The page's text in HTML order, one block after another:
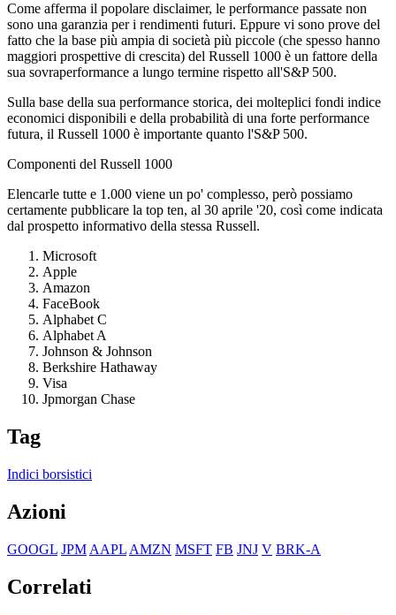
Come afferma il popolare disclaimer, le performance passate non
sono una garanzia per i rendimenti futuri. Eppure vi sono prove del
fatto che la base più ampia di società più piccole (che spesso hanno
maggiori prospettive di crescita) del Russell 1000 è un fattore della
sua sovraperformance a lungo termine rispetto all'S&P 500.
Sulla base della sua performance storica, dei molteplici fondi indice
economici disponibili e della probabilità di una forte performance
futura, il Russell 1000 è importante quanto l'S&P 500.
Componenti del Russell 1000
Elencarle tutte e 1.000 viene un po' complesso, però possiamo
certamente pubblicare la top ten, al 30 aprile '20, così come indicata
dal prospetto informativo della stessa Russell.
Microsoft
Apple
Amazon
FaceBook
Alphabet C
Alphabet A
Johnson & Johnson
Berkshire Hathaway
Visa
Jpmorgan Chase
Tag
Indici borsistici
Azioni
GOOGL JPM AAPL AMZN MSFT FB JNJ V BRK-A
Correlati